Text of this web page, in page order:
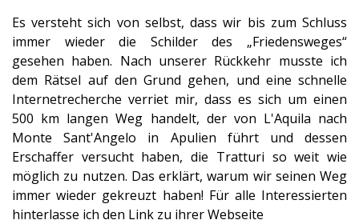
Es versteht sich von selbst, dass wir bis zum Schluss
immer wieder die Schilder des „Friedensweges“
gesehen haben. Nach unserer Rückkehr musste ich
dem Rätsel auf den Grund gehen, und eine schnelle
Internetrecherche verriet mir, dass es sich um einen
500 km langen Weg handelt, der von L'Aquila nach
Monte Sant'Angelo in Apulien führt und dessen
Erschaffer versucht haben, die Tratturi so weit wie
möglich zu nutzen. Das erklärt, warum wir seinen Weg
immer wieder gekreuzt haben! Für alle Interessierten
hinterlasse ich den Link zu ihrer Webseite